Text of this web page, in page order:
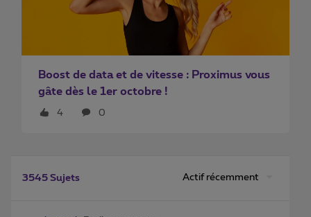
Boost de data et de vitesse : Proximus vous
gâte dès le 1er octobre !
4 0
3545 Sujets Actif récemment